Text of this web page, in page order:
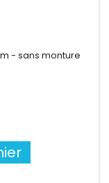
- sans monture